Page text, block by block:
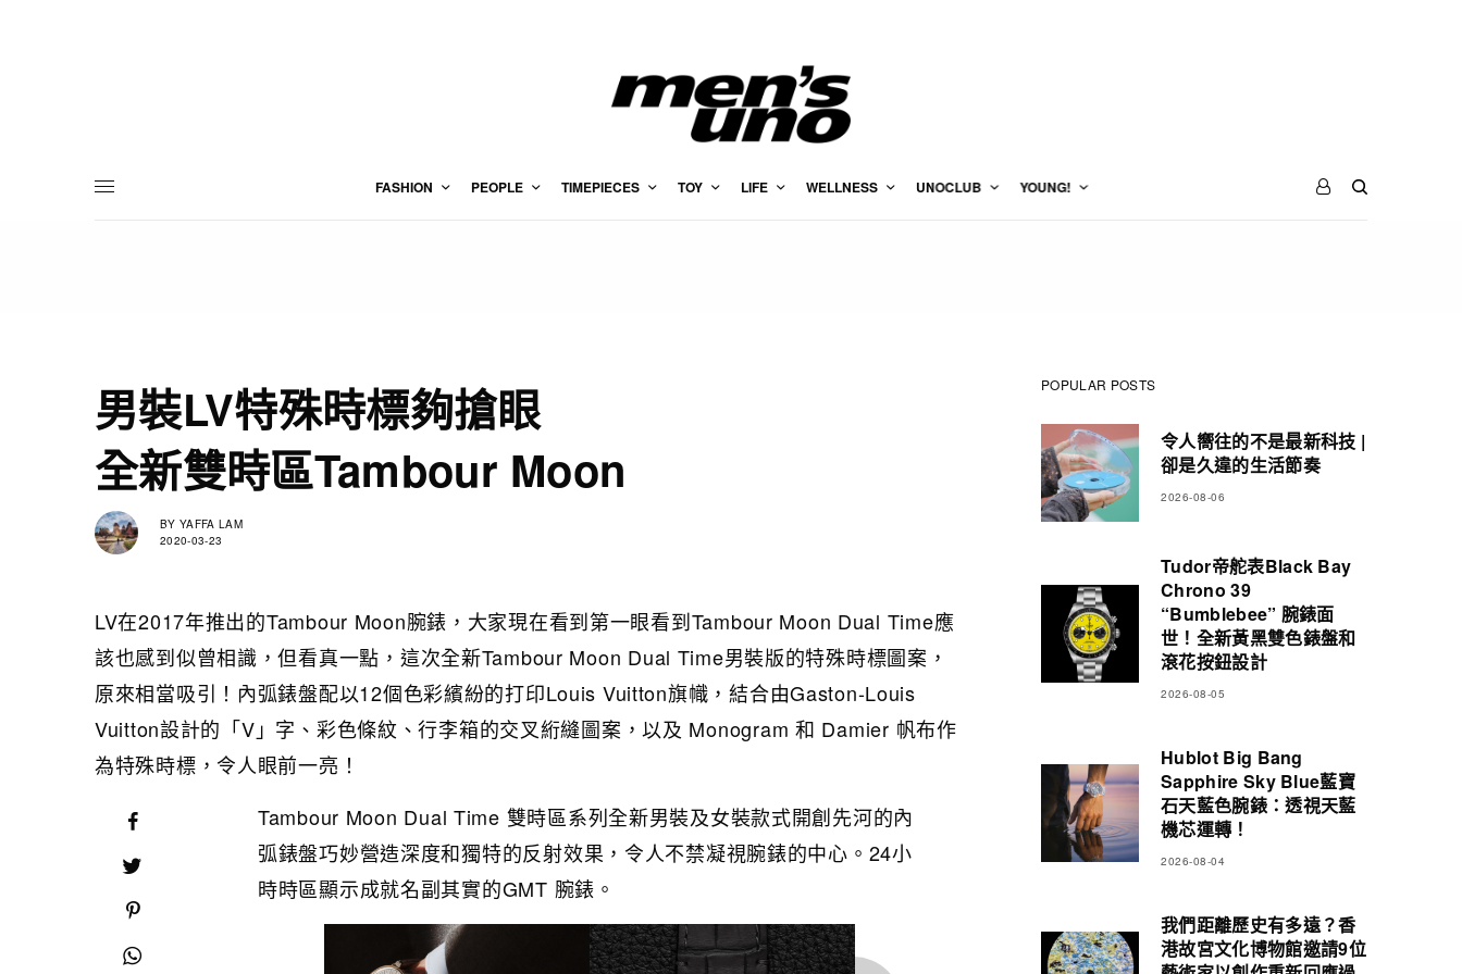
FASHION PEOPLE TIMEPIECES TOY LIFE WELLNESS UNOCLUB YOUNG!
男裝LV特殊時標夠搶眼
全新雙時區Tambour Moon
BY YAFFA LAM
2020-03-23
LV在2017年推出的Tambour Moon腕錶，大家現在看到第一眼看到Tambour Moon Dual Time應
該也感到似曾相識，但看真一點，這次全新Tambour Moon Dual Time男裝版的特殊時標圖案，
原來相當吸引！內弧錶盤配以12個色彩繽紛的打印Louis Vuitton旗幟，結合由Gaston-Louis
Vuitton設計的「V」字、彩色條紋、行李箱的交叉絎縫圖案，以及 Monogram 和 Damier 帆布作
為特殊時標，令人眼前一亮！
Tambour Moon Dual Time 雙時區系列全新男裝及女裝款式開創先河的內
弧錶盤巧妙營造深度和獨特的反射效果，令人不禁凝視腕錶的中心。24小
時時區顯示成就名副其實的GMT 腕錶。
POPULAR POSTS
令人嚮往的不是最新科技 |
卻是久違的生活節奏
2026-08-06
Tudor帝舵表Black Bay
Chrono 39
“Bumblebee” 腕錶面
世！全新黃黑雙色錶盤和
滾花按鈕設計
2026-08-05
Hublot Big Bang
Sapphire Sky Blue藍寶
石天藍色腕錶：透視天藍
機芯運轉！
2026-08-04
我們距離歷史有多遠？香
港故宮文化博物館邀請9位